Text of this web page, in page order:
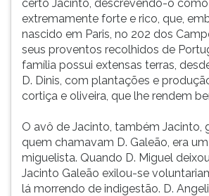
certo Jacinto, descrevendo-o
extremamente forte e rico, que,
nascido em Paris, no 202 dos
seus proventos recolhidos de
família possui extensas terras,
D. Dinis, com plantações e
cortiça e oliveira, que lhe rendem
O avô de Jacinto, também Jacinto,
quem chamavam D. Galeão, era
miguelista. Quando D. Miguel
Jacinto Galeão exilou-se
lá morrendo de indigestão. D.